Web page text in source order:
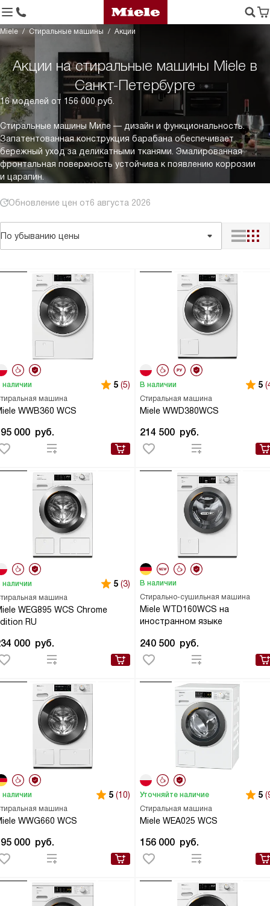
Miele Стиральные машины Акции
Акции на стиральные машины Miele в
Санкт-Петербурге
16 моделей от 156 000 руб.
Стиральные машины Миле — дизайн и функциональность.
Запатентованная конструкция барабана обеспечивает
бережный уход за деликатными тканями. Эмалированная
фронтальная поверхность устойчива к появлению коррозии
и царапин.
Обновление цен от6 августа 2026
По убыванию цены
машина
WWB360 WCS
наличии 5 (5)
000 руб.
Стиральная машина
Miele WWD380WCS
В наличии 5
214 500 руб.
машина
WEG895 WCS Chrome
RU
наличии 5 (3)
000 руб.
Стирально-сушильная машина
Miele WTD160WCS на
иностранном языке
В наличии
240 500 руб.
машина
WWG660 WCS
наличии 5 (10)
000 руб.
Стиральная машина
Miele WEA025 WCS
Уточняйте наличие 5
156 000 руб.